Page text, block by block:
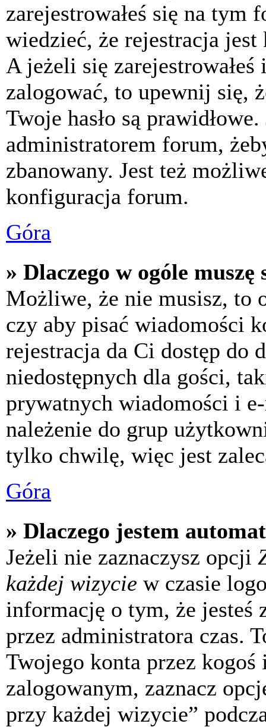
zarejestrowałeś się na tym
wiedzieć, że rejestracja
A jeżeli się
zalogować, to upewnij się,
Twoje hasło są
administratorem forum,
zbanowany. Jest też
konfiguracja forum.
Góra
» Dlaczego w ogóle
Możliwe, że nie musisz, to
czy aby pisać wiadomości
rejestracja da Ci dostęp do
niedostępnych dla gości,
prywatnych wiadomości i
należenie do grup
tylko chwilę, więc jest
Góra
» Dlaczego jestem
Jeżeli nie zaznaczysz opcji
każdej wizycie w czasie
informację o tym, że jesteś
przez administratora czas.
Twojego konta przez kogoś
zalogowanym, zaznacz
przy każdej wizycie”